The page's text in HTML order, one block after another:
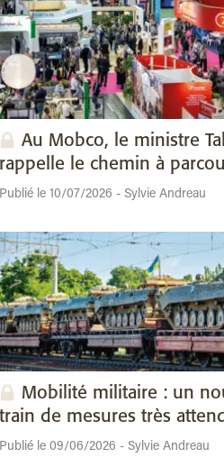
Au Mobco, le ministre
rappelle le chemin à
Publié le 10/07/2026 - Sylvie Andreau
Mobilité militaire : un
train de mesures très
Publié le 09/06/2026 - Sylvie Andreau